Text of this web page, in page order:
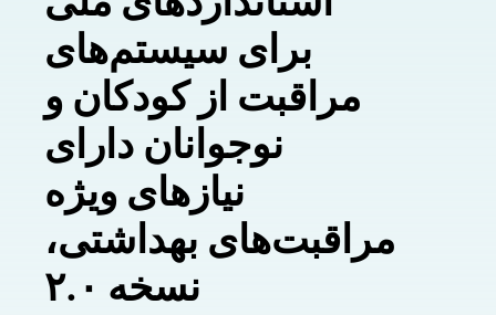
برای سیستم‌های
مراقبت از کودکان و
نوجوانان دارای
نیازهای ویژه
مراقبت‌های بهداشتی،
نسخه ۲.۰